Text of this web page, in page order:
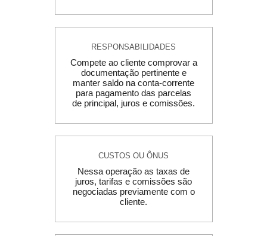
RESPONSABILIDADES
Compete ao cliente comprovar a
documentação pertinente e
manter saldo na conta-corrente
para pagamento das parcelas
de principal, juros e comissões.​
CUSTOS OU ÔNUS
Nessa operação as taxas de
juros, tarifas e comissões são
negociadas previamente com o
cliente.